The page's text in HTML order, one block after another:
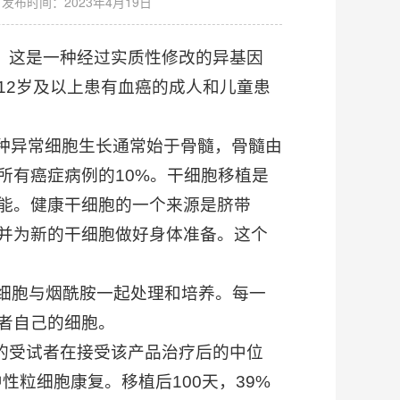
是一种经过实质性修改的异基因
岁及以上患有血癌的成人和儿童患
常细胞生长通常始于骨髓，骨髓由
有癌症病例的10%。干细胞移植是
。健康干细胞的一个来源是脐带
为新的干细胞做好身体准备。这个
与烟酰胺一起处理和培养。每一
己的细胞。
试者在接受该产品治疗后的中位
粒细胞康复。移植后100天，39%